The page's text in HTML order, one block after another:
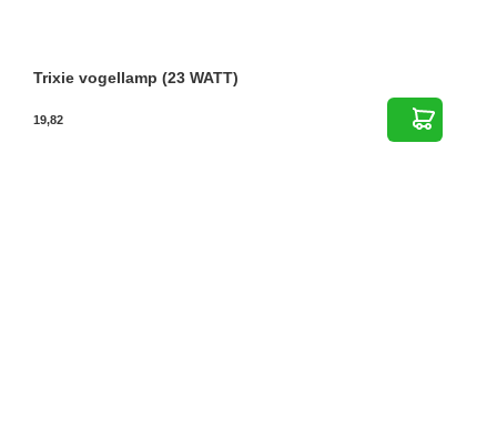
Trixie vogellamp (23 WATT)
19,82